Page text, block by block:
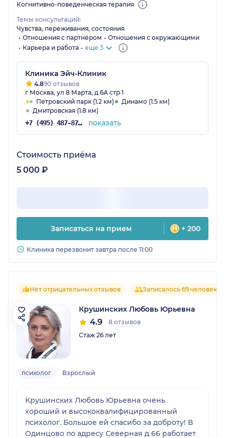
Когнитивно-поведенческая терапия
Темы консультаций:
Чувства, переживания, состояния
Отношения с партнёром
Отношения с окружающими
Карьера и работа
еще 3
Клиника Эйч-Клиник
4.890 отзывов
г Москва, ул 8 Марта, д 6А стр 1
Петровский парк (1.2 км)
Динамо (1.5 км)
Дмитровская (1.8 км)
+7 (495) 487-87-91 показать
Стоимость приёма
5 000 ₽
Записаться на прием + 200
Клиника перезвонит завтра после 11:00
Нет отрицательных отзывов Записалось 69 человек
Крушинских Любовь Юрьевна
4.9
8 отзывов
Стаж 26 лет
психолог Взрослый
Крушинских Любовь Юрьевна очень
хороший и высококвалифицированный
психолог. Большое ей спасибо за доброту! В
Одинцово по адресу Северная д 66 работает